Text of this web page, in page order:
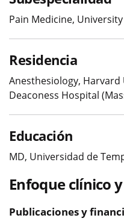
Pain Medicine,
Residencia
Anesthesiology,
Deaconess Hospital
Educación
MD, Universidad de
Enfoque clínico
Publicaciones y